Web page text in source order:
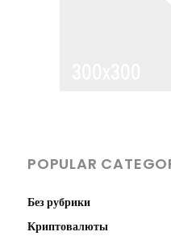
POPULAR
Без рубрики
Криптовалюты